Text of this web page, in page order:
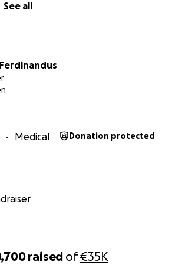
raised of€35K
voor reizen en verblijf helpen dragen
See all
Medical Donation protected